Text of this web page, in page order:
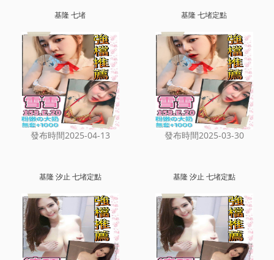
基隆 七堵
發布時間2025-04-13
基隆 七堵定點
發布時間2025-03-30
基隆 汐止 七堵定點 基隆 汐止 七堵定點